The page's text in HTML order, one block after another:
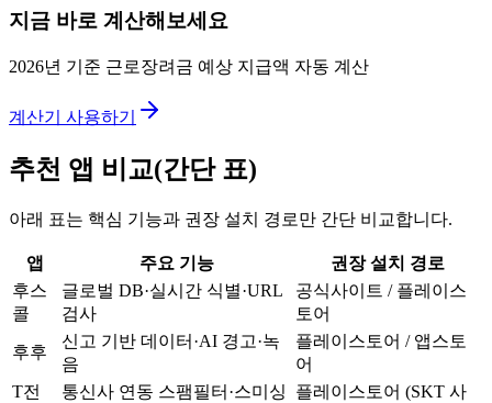
지금 바로 계산해보세요
2026년 기준 근로장려금 예상 지급액 자동 계산
계산기 사용하기
추천 앱 비교(간단 표)
아래 표는 핵심 기능과 권장 설치 경로만 간단 비교합니다.
앱 주요 기능
권장 설치 경로
후스
콜
글로벌 DB·실시간 식별·URL
검사
공식사이트 / 플레이스
토어
후후
신고 기반 데이터·AI 경고·녹
음
플레이스토어 / 앱스토
어
T전
통신사 연동 스팸필터·스미싱
플레이스토어 (SKT 사